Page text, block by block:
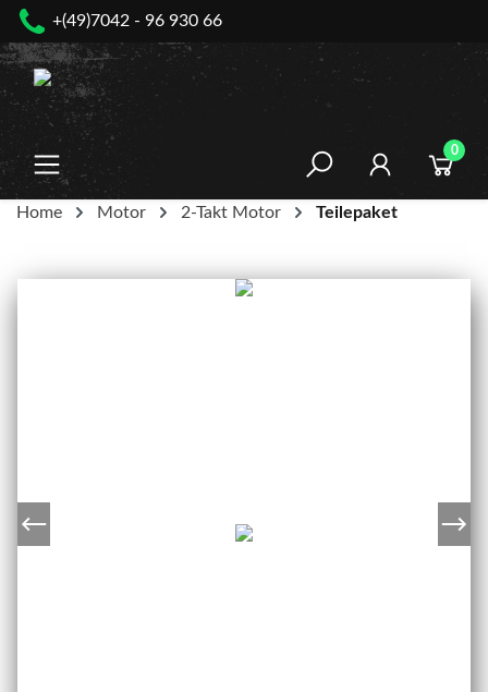
springen
+(49)7042 - 96 930 66
0
Home Motor 2-Takt Motor Teilepaket